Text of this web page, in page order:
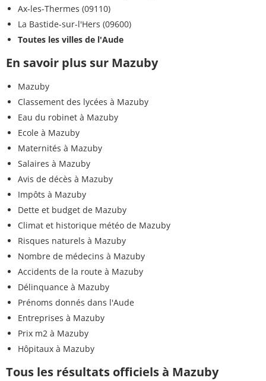
Ax-les-Thermes (09110)
La Bastide-sur-l'Hers (09600)
Toutes les villes de l'Aude
En savoir plus sur Mazuby
Mazuby
Classement des lycées à Mazuby
Eau du robinet à Mazuby
Ecole à Mazuby
Maternités à Mazuby
Salaires à Mazuby
Avis de décès à Mazuby
Impôts à Mazuby
Dette et budget de Mazuby
Climat et historique météo de Mazuby
Risques naturels à Mazuby
Nombre de médecins à Mazuby
Accidents de la route à Mazuby
Délinquance à Mazuby
Prénoms donnés dans l'Aude
Entreprises à Mazuby
Prix m2 à Mazuby
Hôpitaux à Mazuby
Tous les résultats officiels à Mazuby